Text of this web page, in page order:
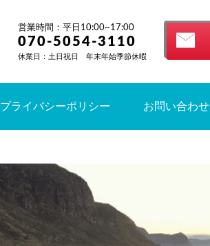
営業時間：平日10:00~17:00
070-5054-3110
休業日：土日祝日 年末年始季節休暇
プライバシーポリシー お問い合わせ